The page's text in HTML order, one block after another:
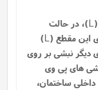
L )، در حالت
این مقطع (L
)
دیگر نبشی بر روی
های پی وی
ساختمان،